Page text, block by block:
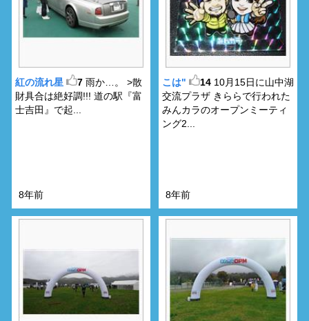
紅の流れ星 7 雨か…。 >散
財具合は絶好調!!! 道の駅『富
士吉田』で起...
8年前
こは" 14 10月15日に山中湖
交流プラザ きららで行われた
みんカラのオープンミーティ
ング2...
8年前